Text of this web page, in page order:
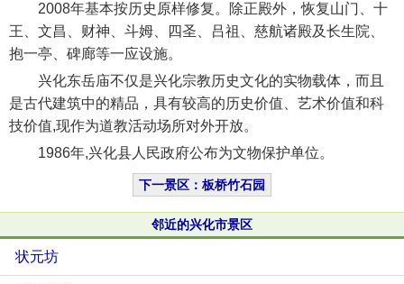
2008年基本按历史原样修复。除正殿外，恢复山门、十
王、文昌、财神、斗姆、四圣、吕祖、慈航诸殿及长生院、
抱一亭、碑廊等一应设施。
兴化东岳庙不仅是兴化宗教历史文化的实物载体，而且
是古代建筑中的精品，具有较高的历史价值、艺术价值和科
技价值,现作为道教活动场所对外开放。
1986年,兴化县人民政府公布为文物保护单位。
下一景区：板桥竹石园
邻近的兴化市景区
状元坊